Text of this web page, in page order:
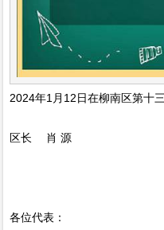
2024年1月12日在柳南区第十
区长 肖 源
各位代表：